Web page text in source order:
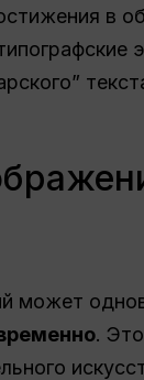
в
может
.